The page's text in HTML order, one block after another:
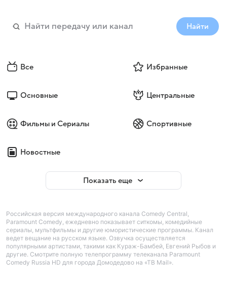
Найти
Все Избранные
Основные Центральные
Фильмы и Сериалы Спортивные
Новостные
Показать еще
Российская версия международного канала Comedy Central,
Paramount Comedy, ежедневно показывает ситкомы, комедийные
сериалы, мультфильмы и другие юмористические программы. Канал
ведет вещание на русском языке. Озвучка осуществляется
популярными артистами, такими как Кураж-Бамбей, Евгений Рыбов и
другие. Смотрите полную телепрограмму телеканала Paramount
Comedy Russia HD для города Домодедово на «ТВ Mail».